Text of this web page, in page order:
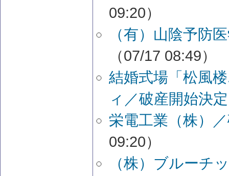
09:20）
（有）山陰予防
（07/17 08:49）
結婚式場「松風
ィ／破産開始決定
栄電工業（株）
09:20）
（株）ブルーチ